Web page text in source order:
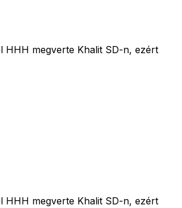
HHH megverte Khalit SD-n, ezért
HHH megverte Khalit SD-n, ezért